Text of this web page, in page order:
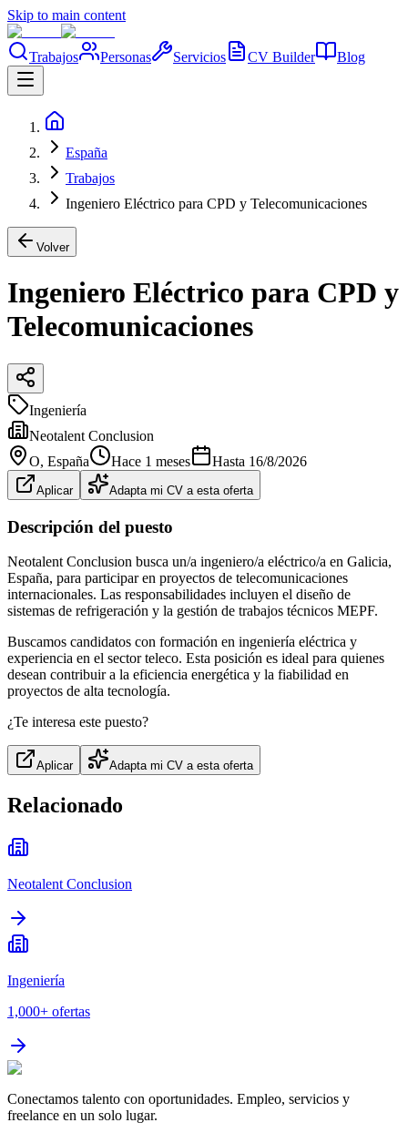
Skip to main content
Trabajos Personas Servicios CV Builder Blog
España
Trabajos
Ingeniero Eléctrico para CPD y Telecomunicaciones
Volver
Ingeniero Eléctrico para CPD y
Telecomunicaciones
Ingeniería
Neotalent Conclusion
O, España Hace 1 meses Hasta 16/8/2026
Aplicar Adapta mi CV a esta oferta
Descripción del puesto
Neotalent Conclusion busca un/a ingeniero/a eléctrico/a en Galicia,
España, para participar en proyectos de telecomunicaciones
internacionales. Las responsabilidades incluyen el diseño de
sistemas de refrigeración y la gestión de trabajos técnicos MEPF.
Buscamos candidatos con formación en ingeniería eléctrica y
experiencia en el sector teleco. Esta posición es ideal para quienes
desean contribuir a la eficiencia energética y la fiabilidad en
proyectos de alta tecnología.
¿Te interesa este puesto?
Aplicar Adapta mi CV a esta oferta
Relacionado
Neotalent Conclusion
Ingeniería
1,000+ ofertas
Conectamos talento con oportunidades. Empleo, servicios y
freelance en un solo lugar.